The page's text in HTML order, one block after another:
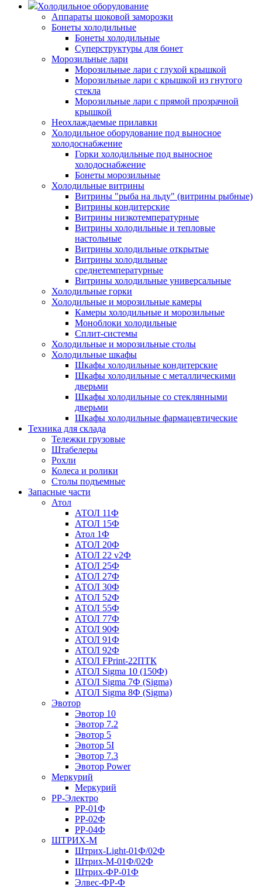
Холодильное оборудование
Аппараты шоковой заморозки
Бонеты холодильные
Бонеты холодильные
Суперструктуры для бонет
Морозильные лари
Морозильные лари с глухой крышкой
Морозильные лари с крышкой из гнутого
стекла
Морозильные лари с прямой прозрачной
крышкой
Неохлаждаемые прилавки
Холодильное оборудование под выносное
холодоснабжение
Горки холодильные под выносное
холодоснабжение
Бонеты морозильные
Холодильные витрины
Витрины "рыба на льду" (витрины рыбные)
Витрины кондитерские
Витрины низкотемпературные
Витрины холодильные и тепловые
настольные
Витрины холодильные открытые
Витрины холодильные
среднетемпературные
Витрины холодильные универсальные
Холодильные горки
Холодильные и морозильные камеры
Камеры холодильные и морозильные
Моноблоки холодильные
Сплит-системы
Холодильные и морозильные столы
Холодильные шкафы
Шкафы холодильные кондитерские
Шкафы холодильные с металлическими
дверьми
Шкафы холодильные со стеклянными
дверьми
Шкафы холодильные фармацевтические
Техника для склада
Тележки грузовые
Штабелеры
Рохли
Колеса и ролики
Столы подъемные
Запасные части
Атол
АТОЛ 11Ф
АТОЛ 15Ф
Атол 1Ф
АТОЛ 20Ф
АТОЛ 22 v2Ф
АТОЛ 25Ф
АТОЛ 27Ф
АТОЛ 30Ф
АТОЛ 52Ф
АТОЛ 55Ф
АТОЛ 77Ф
АТОЛ 90Ф
АТОЛ 91Ф
АТОЛ 92Ф
АТОЛ FPrint-22ПТК
АТОЛ Sigma 10 (150Ф)
АТОЛ Sigma 7Ф (Sigma)
АТОЛ Sigma 8Ф (Sigma)
Эвотор
Эвотор 10
Эвотор 7.2
Эвотор 5
Эвотор 5I
Эвотор 7.3
Эвотор Power
Меркурий
Меркурий
РР-Электро
РР-01Ф
РР-02Ф
РР-04Ф
ШТРИХ-М
Штрих-Light-01Ф/02Ф
Штрих-М-01Ф/02Ф
Штрих-ФР-01Ф
Элвес-ФР-Ф